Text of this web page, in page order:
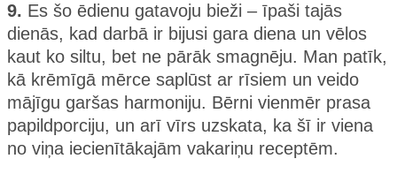
9. Es šo ēdienu gatavoju bieži – īpaši tajās
dienās, kad darbā ir bijusi gara diena un vēlos
kaut ko siltu, bet ne pārāk smagnēju. Man patīk,
kā krēmīgā mērce saplūst ar rīsiem un veido
mājīgu garšas harmoniju. Bērni vienmēr prasa
papildporciju, un arī vīrs uzskata, ka šī ir viena
no viņa iecienītākajām vakariņu receptēm.